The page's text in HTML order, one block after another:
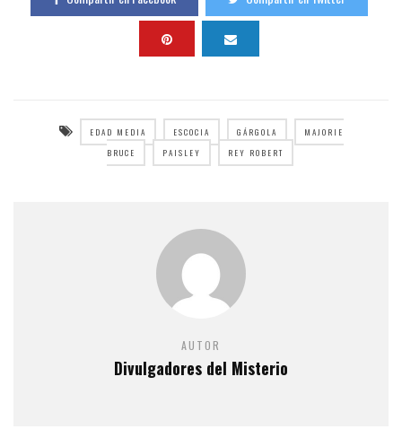
EDAD MEDIA ESCOCIA GÁRGOLA
MAJORIE
BRUCE
PAISLEY REY ROBERT
AUTOR
Divulgadores del Misterio